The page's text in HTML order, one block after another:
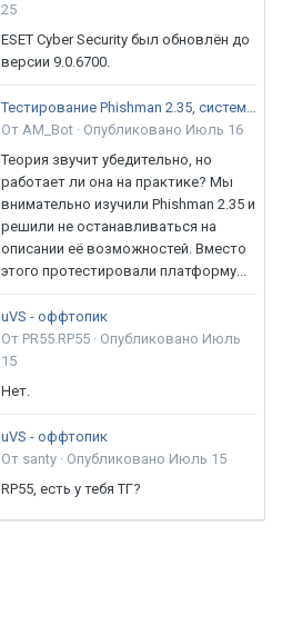
25
ESET Cyber Security был обновлён до
версии 9.0.6700.
Тестирование Phishman 2.35, системы повышения осведомлённости пользователей в сфере ИБ
От AM_Bot · Опубликовано Июль 16
Теория звучит убедительно, но
работает ли она на практике? Мы
внимательно изучили Phishman 2.35 и
решили не останавливаться на
описании её возможностей. Вместо
этого протестировали платформу...
uVS - оффтопик
От PR55.RP55 · Опубликовано Июль
15
Нет.
uVS - оффтопик
От santy · Опубликовано Июль 15
RP55, есть у тебя ТГ?